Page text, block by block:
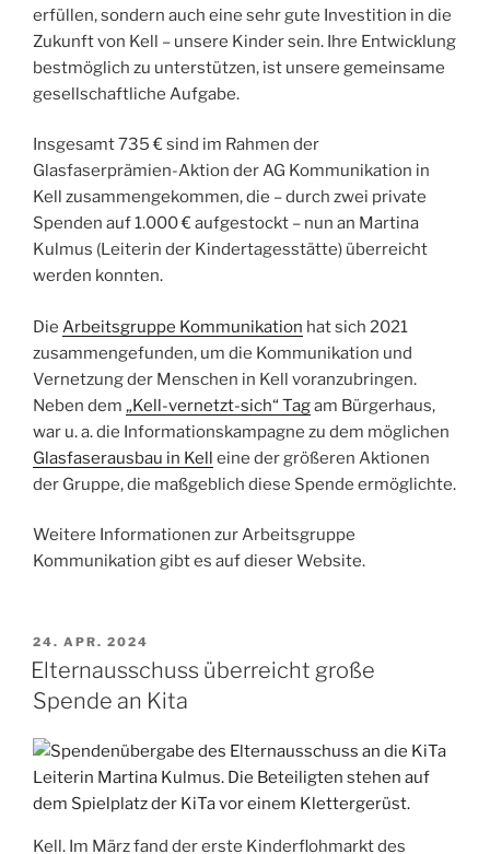
erfüllen, sondern auch eine sehr gute Investition in die
Zukunft von Kell – unsere Kinder sein. Ihre Entwicklung
bestmöglich zu unterstützen, ist unsere gemeinsame
gesellschaftliche Aufgabe.
Insgesamt 735 € sind im Rahmen der
Glasfaserprämien-Aktion der AG Kommunikation in
Kell zusammengekommen, die – durch zwei private
Spenden auf 1.000 € aufgestockt – nun an Martina
Kulmus (Leiterin der Kindertagesstätte) überreicht
werden konnten.
Die Arbeitsgruppe Kommunikation hat sich 2021
zusammengefunden, um die Kommunikation und
Vernetzung der Menschen in Kell voranzubringen.
Neben dem „Kell-vernetzt-sich“ Tagam Bürgerhaus,
war u. a. die Informationskampagne zu dem möglichen
Glasfaserausbau in Kell eine der größeren Aktionen
der Gruppe, die maßgeblich diese Spende ermöglichte.
Weitere Informationen zur Arbeitsgruppe
Kommunikation gibt es auf dieser Website.
VERÖFFENTLICHT
AM
24. APR. 2024
Elternausschuss überreicht große
Spende an Kita
Kell. Im März fand der erste Kinderflohmarkt des